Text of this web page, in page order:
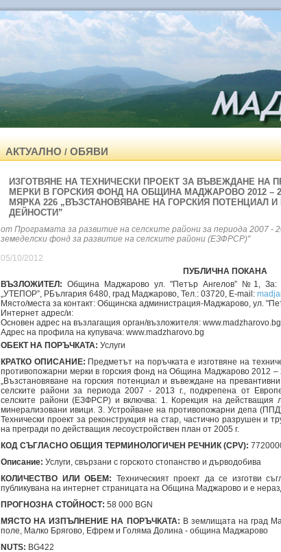
АКТУАЛНО/ОБЯВИ
ИЗГОТВЯНЕ НА ТЕХНИЧЕСКИ ПРОЕКТ ЗА ВЪВЕЖДАНЕ НА
МЕРКИ В ГОРСКИЯ ФОНД НА ОБЩИНА МАДЖАРОВО 2012 –
МЯРКА 226 „ВЪЗСТАНОВЯВАНЕ НА ГОРСКИЯ ПОТЕНЦИАЛ
ДЕЙНОСТИ”
от Програмата за развитие на селските райони за периода 2007 -
земеделски фонд за развитие на селските райони (ЕЗФРСР)"
05/10/2012
ПУБЛИЧНА ПОКАНА
ВЪЗЛОЖИТЕЛ: Община Маджарово ул. "Петър Ангелов” №1, За:
„УТЕПОР”, РБългария 6480, град Маджарово, Тел.: 03720, E-mail:
Място/места за контакт: Общинска администрация-Маджарово, ул.
Интернет адрес/и:
Основен адрес на възлагащия орган/възложителя: www.madzharovo.bg
Адрес на профила на купувача: www.madzharovo.bg
ОБЕКТ НА ПОРЪЧКАТА: Услуги
КРАТКО ОПИСАНИЕ: Предметът на поръчката е изготвяне на
противопожарни мерки в горския фонд на Община Маджарово 2012 –
„Възстановяване на горския потенциал и въвеждане на
селските райони за периода 2007 - 2013 г., подкрепена от
селските райони (ЕЗФРСР) и включва: 1. Корекция на действащия
минерализовани ивици. 3. Устройване на противопожарни депа
Технически проект за реконструкция на стар, частично разрушен и
на прегради по действащия лесоустройствен план от 2005 г.
КОД СЪГЛАСНО ОБЩИЯ ТЕРМИНОЛОГИЧЕН РЕЧНИК (CPV):
Описание: Услуги, свързани с горското стопанство и дърводобива
КОЛИЧЕСТВО ИЛИ ОБЕМ: Техническият проект да се изготви
публикувана на интернет страницата на Община Маджарово и е
ПРОГНОЗНА СТОЙНОСТ: 58 000 BGN
МЯСТО НА ИЗПЪЛНЕНИЕ НА ПОРЪЧКАТА: В землищата на град
поле, Малко Брягово, Ефрем и Голяма Долина - община Маджарово
NUTS: BG422